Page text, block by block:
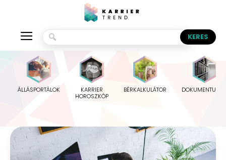
ÁLLÁSPORTÁLOK
KARRIER
HOROSZKÓP
BÉRKALKULÁTOR